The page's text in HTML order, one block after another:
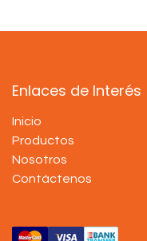
Enlaces de Interés
Inicio
Productos
Nosotros
Contáctenos